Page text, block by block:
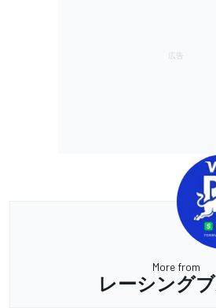
More from
レーシング